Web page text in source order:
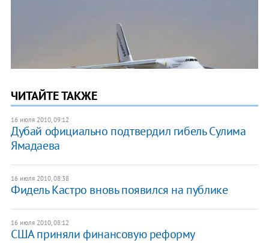
ЧИТАЙТЕ ТАКЖЕ
16 июля 2010, 09:12
Дубай официально подтвердил гибель Сулима
Ямадаева
16 июля 2010, 08:38
Фидель Кастро вновь появился на публике
16 июля 2010, 08:12
США приняли финансовую реформу